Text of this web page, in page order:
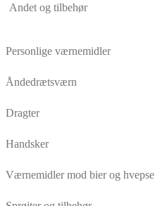
Andet og tilbehør
Personlige værnemidler
Åndedrætsværn
Dragter
Handsker
Værnemidler mod bier og hvepse